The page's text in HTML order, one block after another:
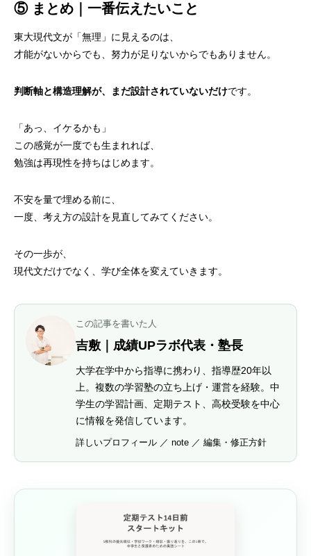
⑤ まとめ｜一番伝えたいこと
東大現代文が「無理」に見えるのは、
才能がないからでも、努力が足りないからでもありません。
判断軸と構造理解が、まだ設計されていないだけです。
「あっ、イケるかも」
この感覚が一度でも生まれれば、
勉強は再現性を持ちはじめます。
不安を量で埋める前に、
一度、考え方の設計を見直してみてください。
その一歩が、
現代文だけでなく、学び全体を変えていきます。
この記事を書いた人
吉敷｜成績UPラボ代表・塾長
大学在学中から指導に携わり、指導歴20年以
上。複数の学習塾の立ち上げ・運営を経験。中
学生の学習計画、定期テスト、高校受験を中心
に情報を発信しています。
詳しいプロフィール ／ note ／ 編集・修正方針